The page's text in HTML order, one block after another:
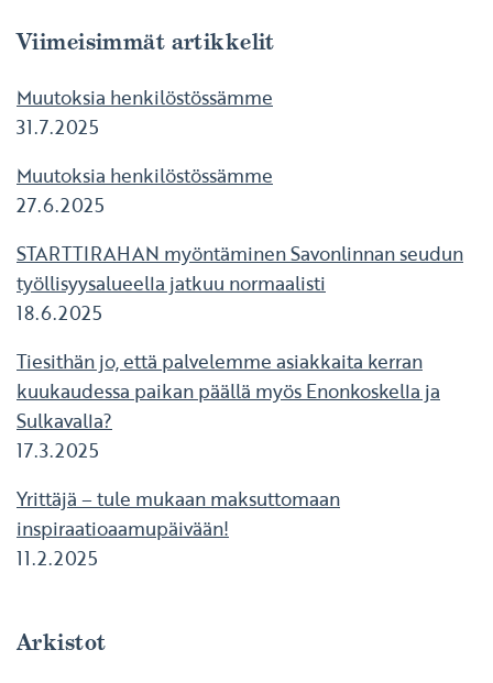
Viimeisimmät artikkelit
Muutoksia henkilöstössämme
31.7.2025
Muutoksia henkilöstössämme
27.6.2025
STARTTIRAHAN myöntäminen Savonlinnan seudun
työllisyysalueella jatkuu normaalisti
18.6.2025
Tiesithän jo, että palvelemme asiakkaita kerran
kuukaudessa paikan päällä myös Enonkoskella ja
Sulkavalla?
17.3.2025
Yrittäjä – tule mukaan maksuttomaan
inspiraatioaamupäivään!
11.2.2025
Arkistot